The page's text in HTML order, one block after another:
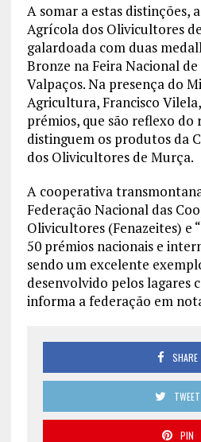
A somar a estas distinções,
Agrícola dos Olivicultores
galardoada com duas
Bronze na Feira Nacional
Valpaços. Na presença do
Agricultura, Francisco
prémios, que são reflexo do
distinguem os produtos da
dos Olivicultores de Murça.
A cooperativa
Federação Nacional das
Olivicultores (Fenazeites) e
50 prémios nacionais e
sendo um excelente
desenvolvido pelos lagares
informa a federação em
SHARE
TWEET
PIN